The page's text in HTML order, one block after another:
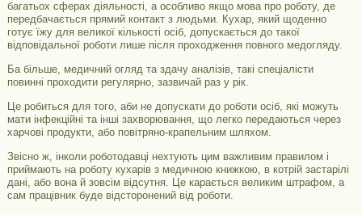
багатьох сферах діяльності, а особливо якщо мова про роботу, де
передбачається прямий контакт з людьми. Кухар, який щоденно
готує їжу для великої кількості осіб, допускається до такої
відповідальної роботи лише після проходження повного медогляду.
Ба більше, медичний огляд та здачу аналізів, такі спеціалісти
повинні проходити регулярно, зазвичай раз у рік.
Це робиться для того, аби не допускати до роботи осіб, які можуть
мати інфекційні та інші захворювання, що легко передаються через
харчові продукти, або повітряно-крапельним шляхом.
Звісно ж, інколи роботодавці нехтують цим важливим правилом і
приймають на роботу кухарів з медичною книжкою, в котрій застарілі
дані, або вона й зовсім відсутня. Це карається великим штрафом, а
сам працівник буде відсторонений від роботи.